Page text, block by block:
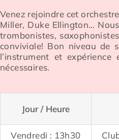
Venez rejoindre cet
Miller, Duke Ellington…
trombonistes,
conviviale! Bon niveau de
l’instrument et expérience
nécessaires.
Jour / Heure
Vendredi : 13h30